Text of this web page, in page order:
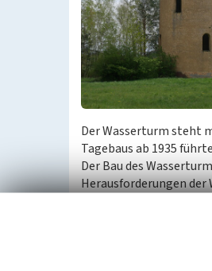
Der Wasserturm steht
Tagebaus ab 1935
Der Bau des
Herausforderungen der
Das verputzte
und ein Blickpunkt in
ein Kegeldach, das
Nach der Stilllegung